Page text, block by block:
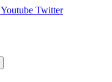
Youtube Twitter